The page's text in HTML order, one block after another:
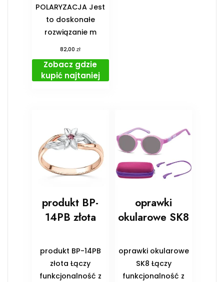
POLARYZACJA Jest
to doskonałe
rozwiązanie m
82,00zł
Zobacz gdzie
kupić najtaniej
produkt BP-
14PB złota
produkt BP-14PB
złota Łączy
funkcjonalność z
oprawki
okularowe SK8
oprawki okularowe
SK8 Łączy
funkcjonalność z